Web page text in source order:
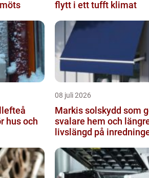
flytt i ett tufft klimat
hus och
08 juli 2026
Markis solskydd som ger
svalare hem och
livslängd på